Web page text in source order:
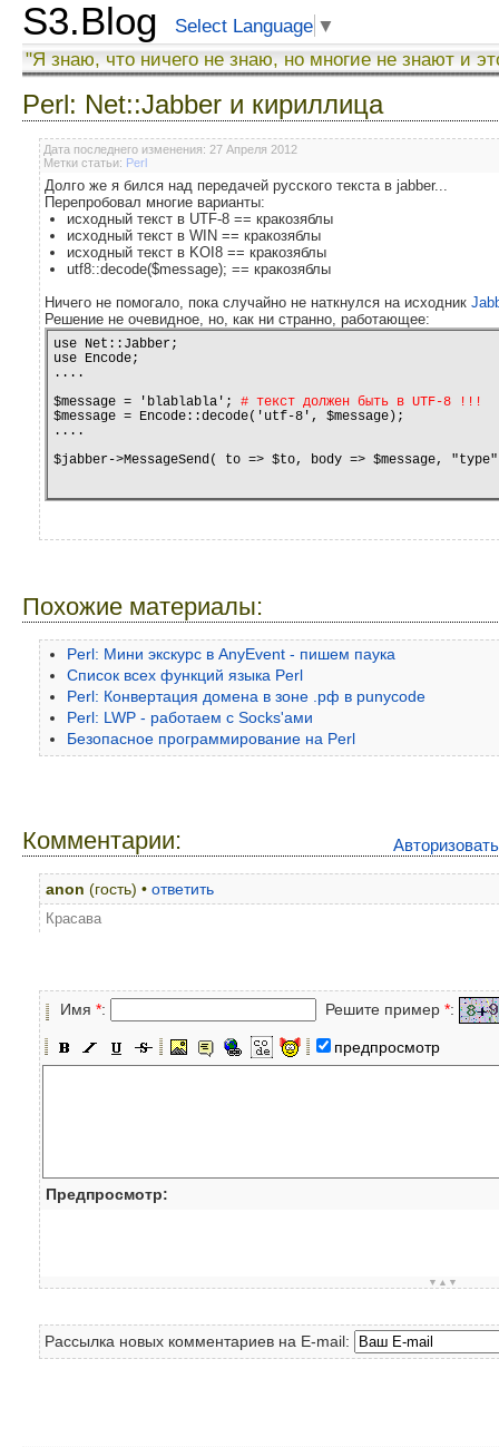
S3.Blog Select Language ▼
"Я знаю, что ничего не знаю, но многие не знают и
Perl: Net::Jabber и кириллица
Дата последнего изменения: 27 Апреля 2012
Метки статьи: Perl
Долго же я бился над передачей русского текста в jabber...
Перепробовал многие варианты:
исходный текст в UTF-8 == кракозяблы
исходный текст в WIN == кракозяблы
исходный текст в KOI8 == кракозяблы
utf8::decode($message); == кракозяблы
Ничего не помогало, пока случайно не наткнулся на исходник
Решение не очевидное, но, как ни странно, работающее:
use Net::Jabber;
use Encode;
....
$message = 'blablabla'; # текст должен быть в UTF-8 !!!
$message = Encode::decode('utf-8', $message);
....
$jabber->MessageSend( to => $to, body => $message,
Похожие материалы:
Perl: Мини экскурс в AnyEvent - пишем паука
Список всех функций языка Perl
Perl: Конвертация домена в зоне .рф в punycode
Perl: LWP - работаем с Socks'ами
Безопасное программирование на Perl
Комментарии:
anon (гость) • ответить
Красава
Имя *: Решите пример *:
предпросмотр
Предпросмотр:
▼▲▼
Рассылка новых комментариев на E-mail: